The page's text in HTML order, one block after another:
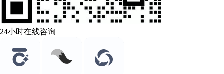
24小时在线咨询